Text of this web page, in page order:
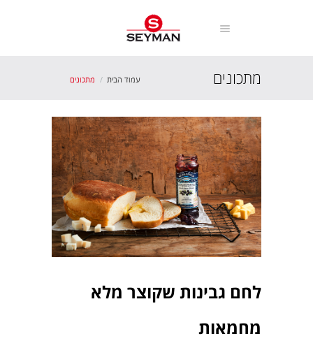
מתכונים עמוד הבית מתכונים
לחם גבינות שקוצר מלא
מחמאות